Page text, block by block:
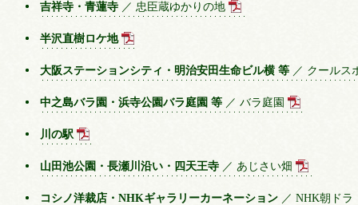
吉祥寺・青蓮寺 ／ 忠臣蔵ゆかりの地
半沢直樹ロケ地
大阪ステーションシティ・明治安田生命ビル横 等 ／ クールス
中之島バラ園・浜寺公園バラ庭園 等 ／ バラ庭園
川の駅
山田池公園・長瀬川沿い・四天王寺 ／ あじさい畑
コシノ洋裁店・NHKギャラリーカーネーション ／ NHK朝ドラ